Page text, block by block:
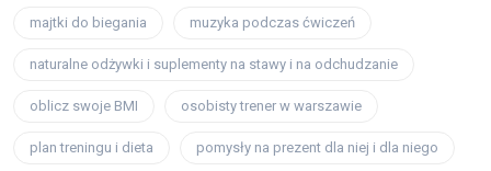
majtki do biegania muzyka podczas ćwiczeń
naturalne odżywki i suplementy na stawy i na odchudzanie
oblicz swoje BMI osobisty trener w warszawie
plan treningu i dieta pomysły na prezent dla niej i dla niego